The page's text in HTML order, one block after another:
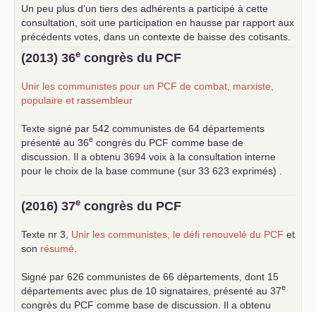
Un peu plus d’un tiers des adhérents a participé à cette
consultation, soit une participation en hausse par rapport aux
précédents votes, dans un contexte de baisse des cotisants.
... lire la suite
(2013) 36e congrès du PCF
Unir les communistes pour un PCF de combat, marxiste,
populaire et rassembleur
Texte signé par 542 communistes de 64 départements
présenté au 36e congrès du PCF comme base de
discussion. Il a obtenu 3694 voix à la consultation interne
pour le choix de la base commune (sur 33 623 exprimés) .
(2016) 37e congrès du PCF
Texte nr 3, Unir les communistes, le défi renouvelé du PCF et
son résumé
Signé par 626 communistes de 66 départements, dont 15
départements avec plus de 10 signataires, présenté au 37e
congrès du PCF comme base de discussion. Il a obtenu